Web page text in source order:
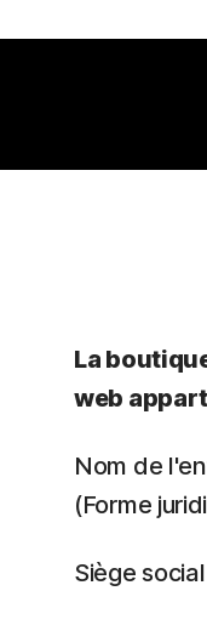
La
web
Nom de
(Forme
Siège